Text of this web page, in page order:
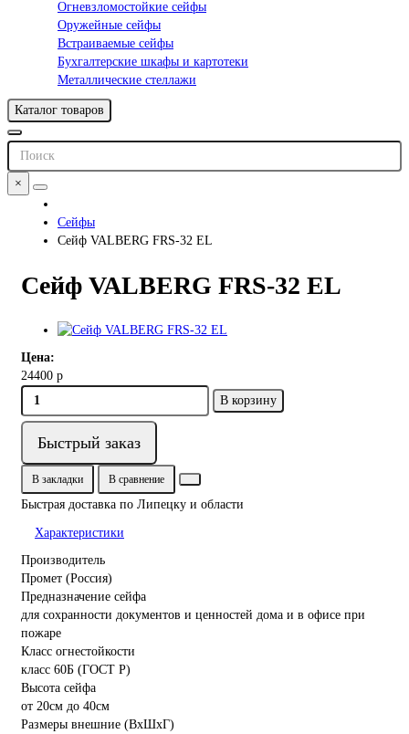
Огневзломостойкие сейфы
Оружейные сейфы
Встраиваемые сейфы
Бухгалтерские шкафы и картотеки
Металлические стеллажи
Каталог товаров
×
Сейфы
Сейф VALBERG FRS-32 EL
Сейф VALBERG FRS-32 EL
Цена:
24400 р
В корзину
Быстрый заказ
В закладки В сравнение
Быстрая доставка по Липецку и области
Характеристики
Производитель
Промет (Россия)
Предназначение сейфа
для сохранности документов и ценностей дома и в офисе при
пожаре
Класс огнестойкости
класс 60Б (ГОСТ Р)
Высота сейфа
от 20см до 40см
Размеры внешние (ВхШхГ)